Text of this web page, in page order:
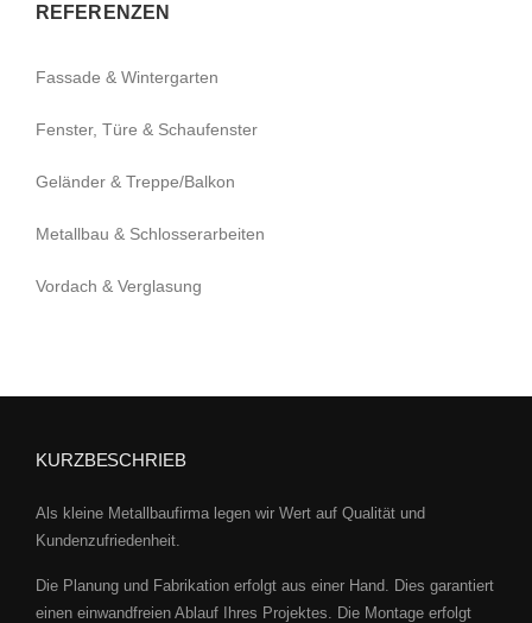
REFERENZEN
Fassade & Wintergarten
Fenster, Türe & Schaufenster
Geländer & Treppe/Balkon
Metallbau & Schlosserarbeiten
Vordach & Verglasung
KURZBESCHRIEB
Als kleine Metallbaufirma legen wir Wert auf Qualität und
Kundenzufriedenheit.
Die Planung und Fabrikation erfolgt aus einer Hand. Dies garantiert
einen einwandfreien Ablauf Ihres Projektes. Die Montage erfolgt